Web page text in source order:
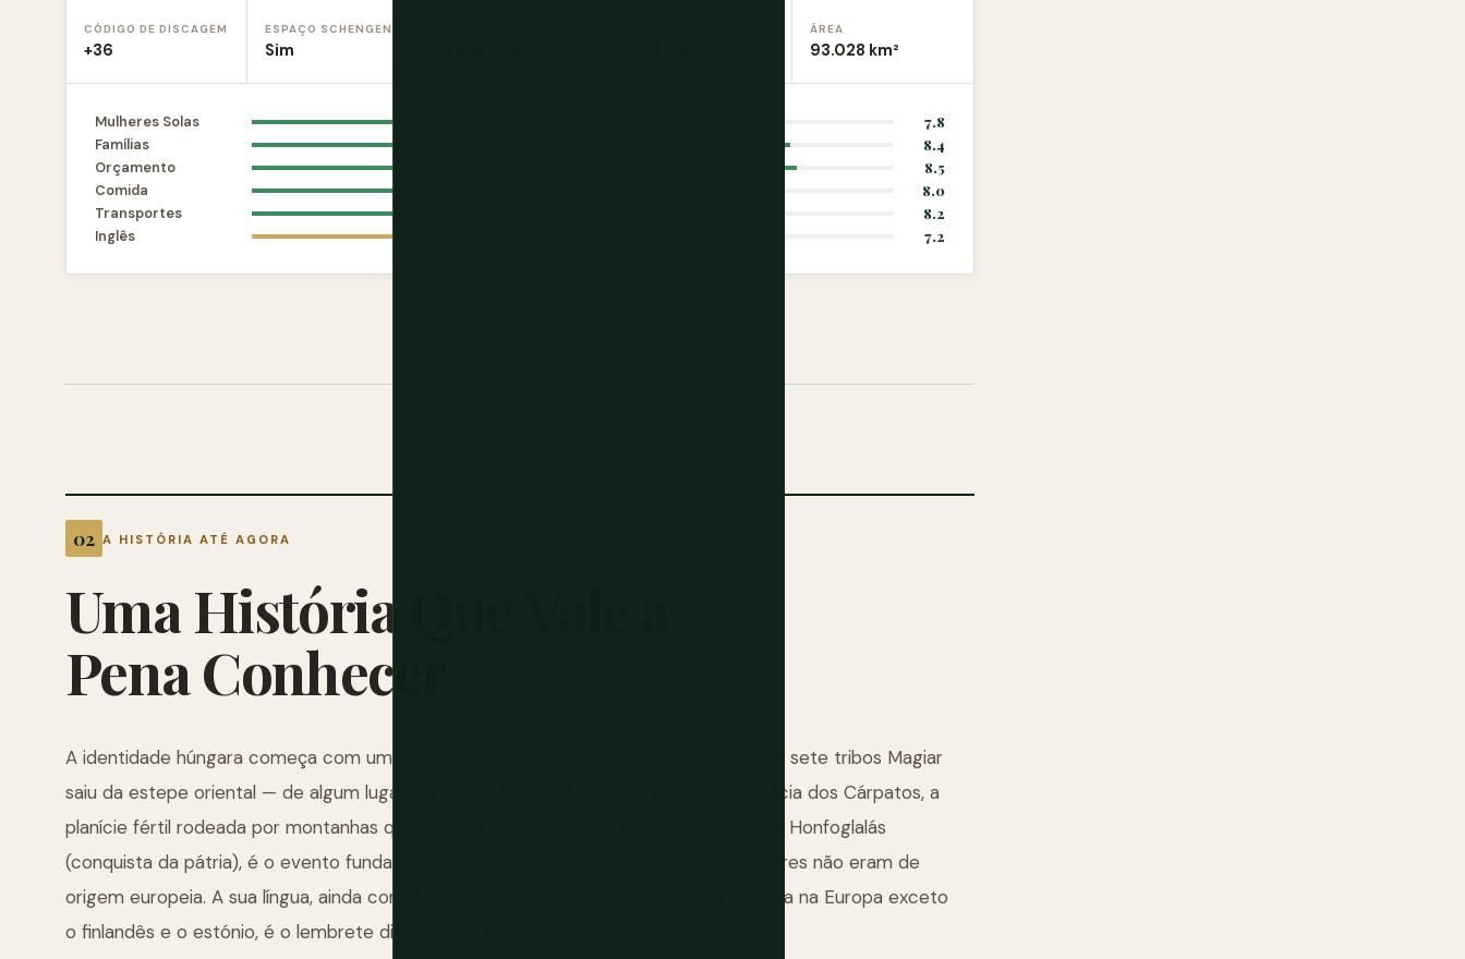
CÓDIGO DE DISCAGEM
+36
ESPAÇO SCHENGEN
Sim
ÁREA
93.028 km²
Mulheres Solas
7.8
Famílias
8.4
Orçamento
8.5
Comida
8.0
Transportes
8.2
Inglês
7.2
A HISTÓRIA ATÉ AGORA
UmaHistória
PenaConhecer
A identidade húngara começa com uma chegada. Em 895 d.C., uma confederação de sete tribos Magiar
saiu da estepe oriental — de algum lugar perto dos Montes Urais — e assentou na Bacia dos Cárpatos, a
planície fértil rodeada por montanhas que é agora a Hungria. Esta migração, chamada Honfoglalás
(conquista da pátria), é o evento fundador na consciência nacional húngara. Os Magiares não eram de
origem europeia. A sua língua, ainda completamente diferente de qualquer outra língua na Europa exceto
o finlandês e o estónio, é o lembrete diário desse facto.